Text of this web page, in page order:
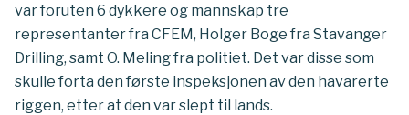
var foruten 6 dykkere og mannskap tre
representanter fra CFEM, Holger Boge fra Stavanger
Drilling, samt O. Meling fra politiet. Det var disse som
skulle forta den første inspeksjonen av den havarerte
riggen, etter at den var slept til lands.